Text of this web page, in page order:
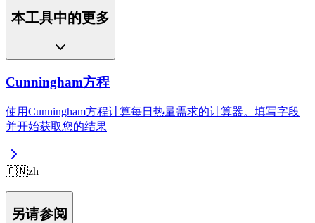
本工具中的更多
Cunningham方程
使用Cunningham方程计算每日热量需求的计算器。填写字段
并开始获取您的结果
🇨🇳zh
另请参阅